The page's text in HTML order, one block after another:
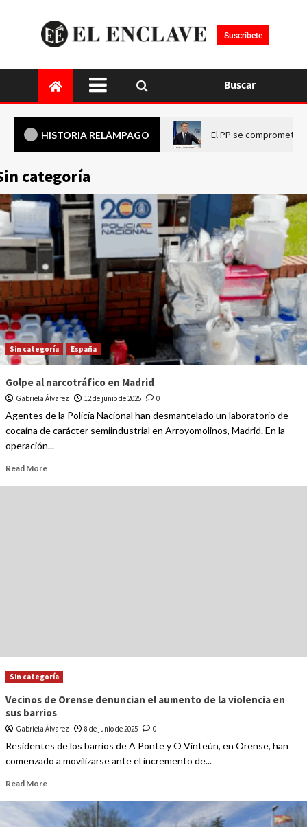
Suscríbete
Buscar
HISTORIA RELÁMPAGO El PP se compromete
categoría
Sin categoría España
Golpe al narcotráfico en Madrid
Gabriela Álvarez 12 de junio de 2025 0
Agentes de la Policía Nacional han desmantelado un laboratorio de
cocaína de carácter semiindustrial en Arroyomolinos, Madrid. En la
operación...
Read More
Sin categoría
Vecinos de Orense denuncian el aumento de la violencia en
sus barrios
Gabriela Álvarez 8 de junio de 2025 0
Residentes de los barrios de A Ponte y O Vinteún, en Orense, han
comenzado a movilizarse ante el incremento de...
Read More